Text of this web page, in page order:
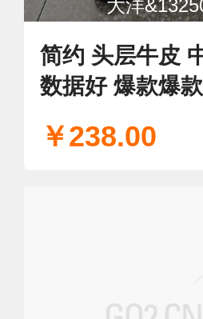
大洋
简约 头层牛皮
数据好 爆款爆款
￥238.00